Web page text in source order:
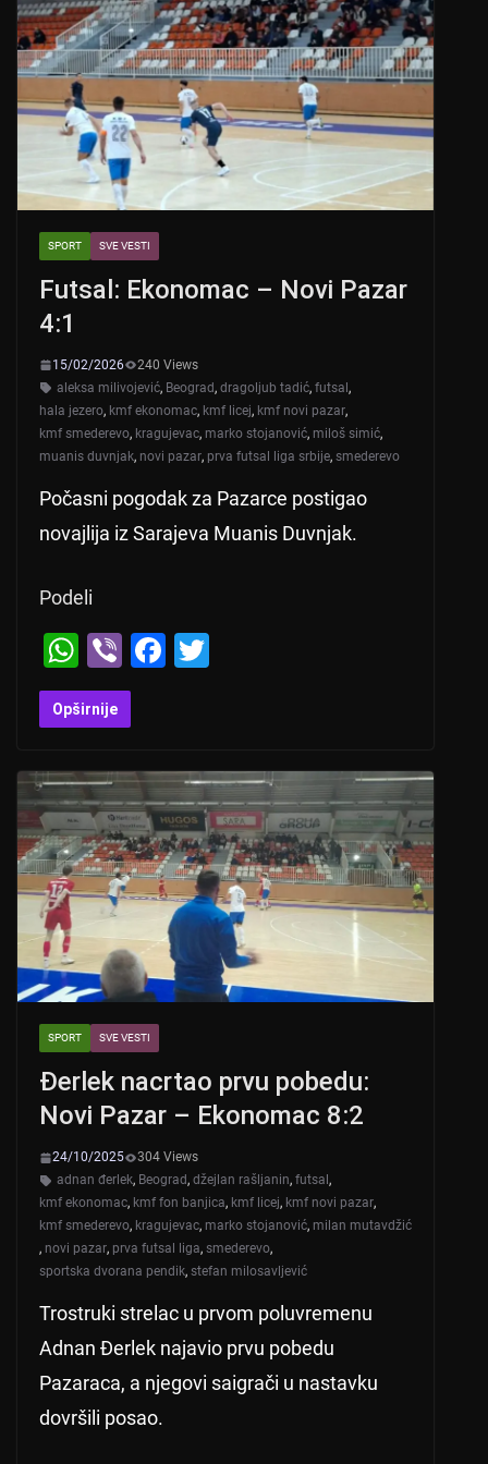
SPORT SVE VESTI
Futsal: Ekonomac – Novi Pazar
4:1
15/02/2026
240 Views
aleksa milivojević, Beograd, dragoljub tadić, futsal,
hala jezero, kmf ekonomac, kmf licej, kmf novi pazar,
kmf smederevo, kragujevac, marko stojanović, miloš simić,
muanis duvnjak, novi pazar, prva futsal liga srbije, smederevo
Počasni pogodak za Pazarce postigao
novajlija iz Sarajeva Muanis Duvnjak.
Podeli
W
h
at
A
p
p
Vi
b
er
F
b
o
o
k
Opširnije
SPORT SVE VESTI
Đerlek nacrtao prvu pobedu:
Novi Pazar – Ekonomac 8:2
24/10/2025
304 Views
adnan đerlek, Beograd, džejlan rašljanin, futsal ,
kmf ekonomac, kmf fon banjica, kmf licej, kmf novi pazar,
kmf smederevo, kragujevac, marko stojanović, milan mutavdžić
, novi pazar, prva futsal liga, smederevo,
sportska dvorana pendik, stefan milosavljević
Trostruki strelac u prvom poluvremenu
Adnan Đerlek najavio prvu pobedu
Pazaraca, a njegovi saigrači u nastavku
dovršili posao.